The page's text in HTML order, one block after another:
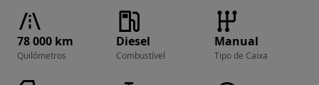
78 000 km
Quilómetros
Diesel
Combustível
Manual
Tipo de Caixa